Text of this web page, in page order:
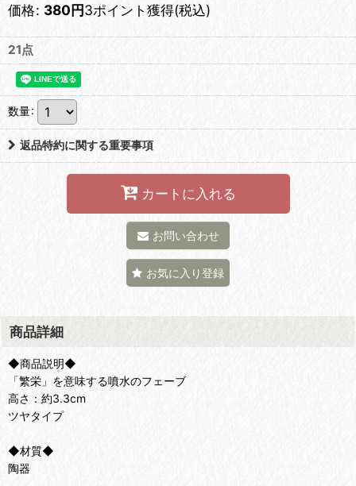
価格: 380円3ポイント獲得(税込)
21点
数量:
返品特約に関する重要事項
カートに入れる
お問い合わせ
お気に入り登録
商品詳細
◆商品説明◆
「繁栄」を意味する噴水のフェーブ
高さ：約3.3cm
ツヤタイプ
◆材質◆
陶器